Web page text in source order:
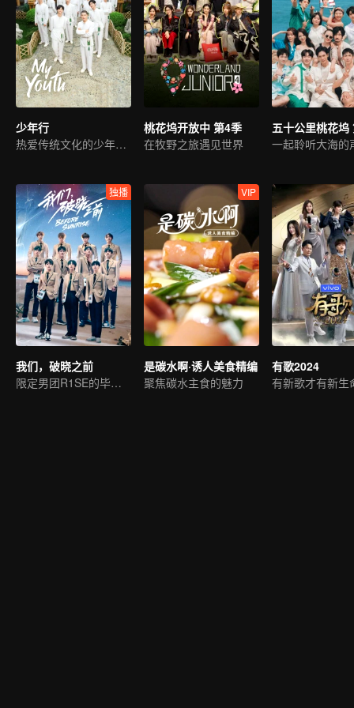
少年行
热爱传统文化的少年来啦
桃花坞开放中 第4季
在牧野之旅遇见世界
五十公里桃花坞
一起聆听大海的
独播
我们，破晓之前
限定男团R1SE的毕业团综
VIP
是碳水啊·诱人美食精编
聚焦碳水主食的魅力
有歌2024
有新歌才有新生